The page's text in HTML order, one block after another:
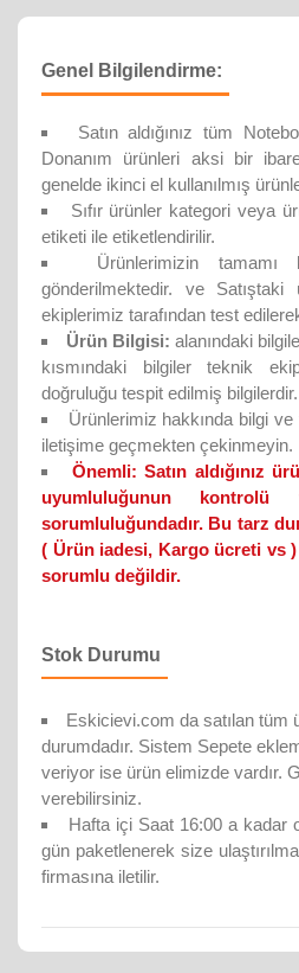
Genel Bilgilendirme:
Satın aldığınız tüm
Donanım ürünleri aksi bir
genelde ikinci el kullanılmış
Sıfır ürünler kategori veya
etiketi ile etiketlendirilir.
Ürünlerimizin tamamı
gönderilmektedir. ve Satıştaki
ekiplerimiz tarafından test
Ürün Bilgisi: alanındaki
kısmındaki bilgiler teknik
doğruluğu tespit edilmiş bilgilerdir.
Ürünlerimiz hakkında bilgi
iletişime geçmekten çekinmeyin.
Önemli: Satın aldığınız
uyumluluğunun
sorumluluğundadır. Bu tarz
( Ürün iadesi, Kargo ücreti vs
sorumlu değildir.
Stok Durumu
Eskicievi.com da satılan tüm
durumdadır. Sistem Sepete
veriyor ise ürün elimizde vardır.
verebilirsiniz.
Hafta içi Saat 16:00 a kadar
gün paketlenerek size
firmasına iletilir.